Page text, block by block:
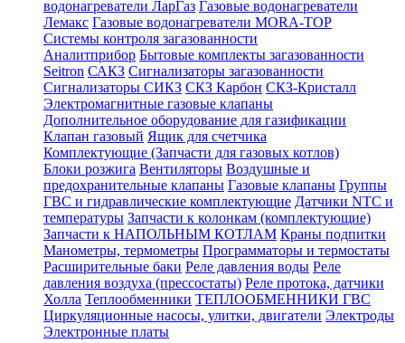
водонагреватели ЛарГаз Газовые водонагреватели
Лемакс Газовые водонагреватели MORA-TOP
Системы контроля загазованности
Аналитприбор Бытовые комплекты загазованности
Seitron САКЗ Сигнализаторы загазованности
Сигнализаторы СИКЗ СКЗ Карбон СКЗ-Кристалл
Электромагнитные газовые клапаны
Дополнительное оборудование для газификации
Клапан газовый Ящик для счетчика
Комплектующие (Запчасти для газовых котлов)
Блоки розжига Вентиляторы Воздушные и
предохранительные клапаны Газовые клапаны Группы
ГВС и гидравлические комплектующие Датчики NTC и
температуры Запчасти к колонкам (комплектующие)
Запчасти к НАПОЛЬНЫМ КОТЛАМ Краны подпитки
Манометры, термометры Программаторы и термостаты
Расширительные баки Реле давления воды Реле
давления воздуха (прессостаты) Реле протока, датчики
Холла Теплообменники ТЕПЛООБМЕННИКИ ГВС
Циркуляционные насосы, улитки, двигатели Электроды
Электронные платы